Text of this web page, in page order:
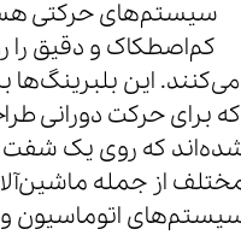
سیستم‌های حرکتی
کم‌اصطکاک و دقیق
می‌کنند. این
که برای حرکت دورانی
که روی یک شفت
اتوماسیون و